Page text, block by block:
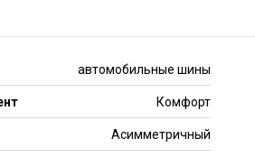
автомобильные шины
Комфорт
Асимметричный